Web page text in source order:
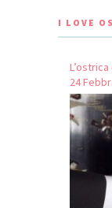
I LOVE
24